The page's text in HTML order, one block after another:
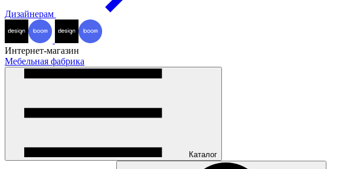
Дизайнерам
Интернет-магазин
Мебельная фабрика
Каталог